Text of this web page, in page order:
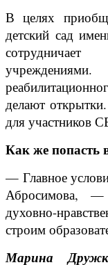
В целях
детский сад
делают
для участников
Как же попасть
— Главное
Абросимова,
духовно-
строим
Марина